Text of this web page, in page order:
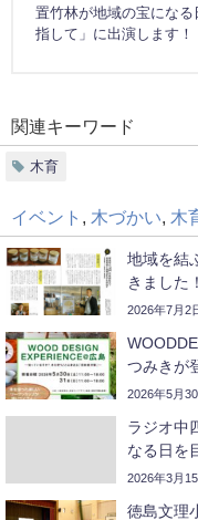
置竹林が地域の宝になる
指して」に出演します！
関連キーワード
木育
イベント 木づかい 木
地域を結
きました！
2026年7月2
つみきが
2026年5月
ラジオ中
なる日を
2026年3月
徳島文理